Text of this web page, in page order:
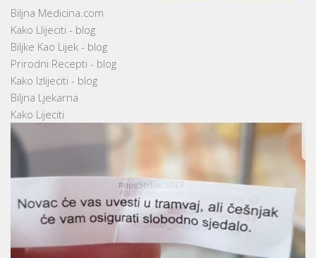
Biljna Medicina.com
Kako Llijeciti - blog
Biljke Kao Lijek - blog
Prirodni Recepti - blog
Kako Izlijeciti - blog
Biljna Ljekarna
Kako Lijeciti